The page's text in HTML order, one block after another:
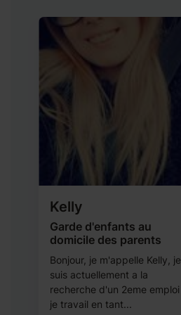
Kelly
Garde d'enfants au
domicile des parents
Bonjour, je m'appelle Kelly, je
suis actuellement a la
recherche d'un 2eme emploi
je travail en tant...